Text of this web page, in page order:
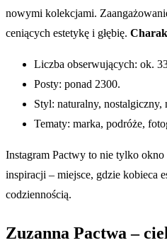
nowymi kolekcjami.
ceniących estetykę i głębię.
Liczba obserwujących: ok.
Posty: ponad 2300.
Styl: naturalny,
Tematy: marka, podróże,
Instagram Pactwy to nie tylko okno
inspiracji – miejsce, gdzie kobieca
codziennością.
Zuzanna Pactwa –